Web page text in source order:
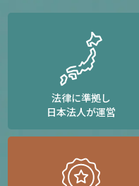
法律に準拠し
日本法人が運営